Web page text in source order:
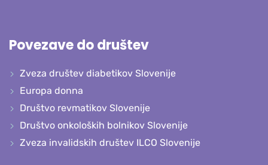
Povezave do društev
Zveza društev diabetikov Slovenije
Europa donna
Društvo revmatikov Slovenije
Društvo onkoloških bolnikov Slovenije
Zveza invalidskih društev ILCO Slovenije